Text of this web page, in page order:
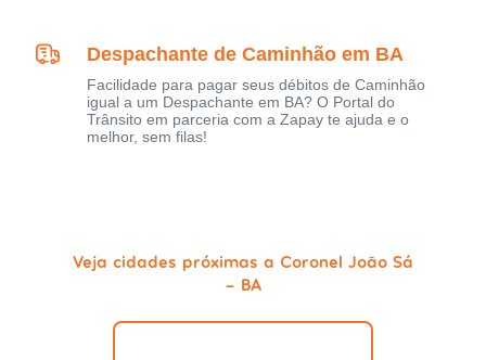
Despachante de Caminhão em BA
Facilidade para pagar seus débitos de Caminhão
igual a um Despachante em BA? O Portal do
Trânsito em parceria com a Zapay te ajuda e o
melhor, sem filas!
Veja cidades próximas a Coronel João Sá
- BA